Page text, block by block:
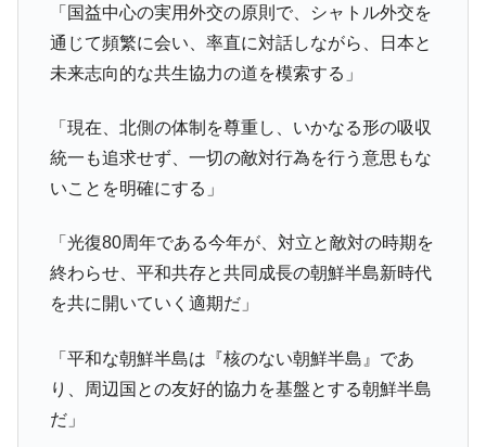
『Money1』
韓国鉄鋼最大手『POSCO』ズブズブ沈む。
営業利益80.2％も減少
にぶん殴る法案」提出！⇒ クーパン問題は合衆国企業に対
する差別。許してはおかぬ
『Money1』
韓国ボンクラ政策室長･金容範、株価暴落に
他人事のような発言。
『Money1』
韓国半導体『SKハイニックス』2026年2Qの
業績「史上最高益」当期純利益は前年同期比13.4倍に。
Fact1
日本の誇る海洋資源調査船『白嶺』は先進技術の
Fact1
夏の甲子園、優勝校を最も多く輩出している都道
府県とは？
Fact1
「国益中心の実用外交の原則で、シャトル外交を
通じて頻繁に会い、率直に対話しながら、日本と
未来志向的な共生協力の道を模索する」
「現在、北側の体制を尊重し、いかなる形の吸収
統一も追求せず、一切の敵対行為を行う意思もな
いことを明確にする」
「光復80周年である今年が、対立と敵対の時期を
終わらせ、平和共存と共同成長の朝鮮半島新時代
を共に開いていく適期だ」
「平和な朝鮮半島は『核のない朝鮮半島』であ
り、周辺国との友好的協力を基盤とする朝鮮半島
だ」